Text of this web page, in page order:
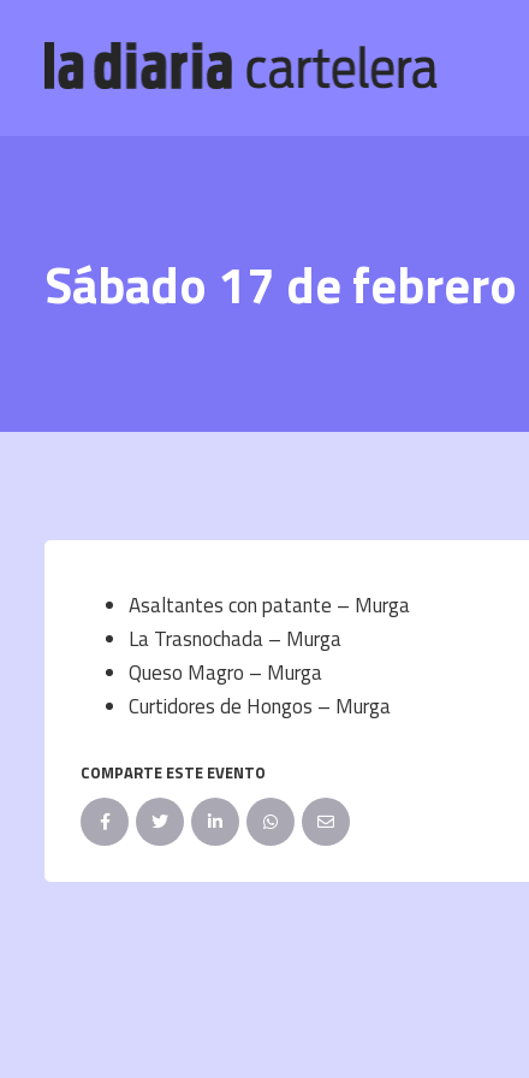
Sábado 17 de
Asaltantes con patante – Murga
La Trasnochada – Murga
Queso Magro – Murga
Curtidores de Hongos – Murga
COMPARTE ESTE EVENTO